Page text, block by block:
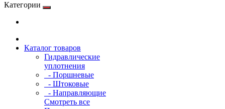
Категории
Каталог товаров
Гидравлические
уплотнения
- Поршневые
- Штоковые
- Направляющие
Смотреть все